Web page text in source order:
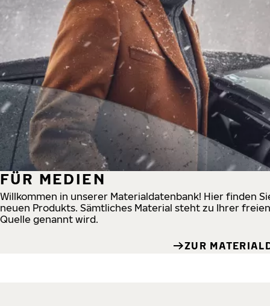
FÜR MEDIEN
Willkommen in unserer Materialdatenbank! Hier finden
neuen Produkts. Sämtliches Material steht zu Ihrer
Quelle genannt wird.
ZUR